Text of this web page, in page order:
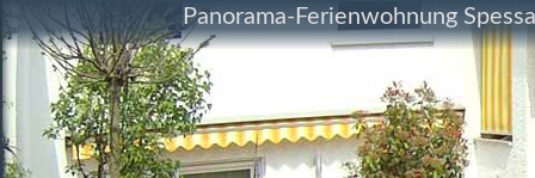
Panorama-Ferienwohnung